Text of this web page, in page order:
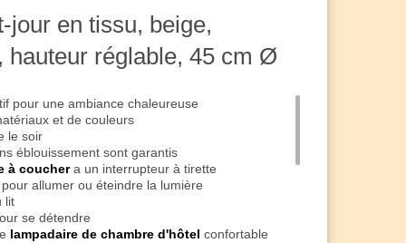
jour en tissu, beige,
hauteur réglable, 45 cm Ø
pour une ambiance chaleureuse
et de couleurs
le soir
éblouissement sont garantis
à couchera un interrupteur à tirette
allumer ou éteindre la lumière
lit
se détendre
lampadaire de chambre d'hôtel confortable